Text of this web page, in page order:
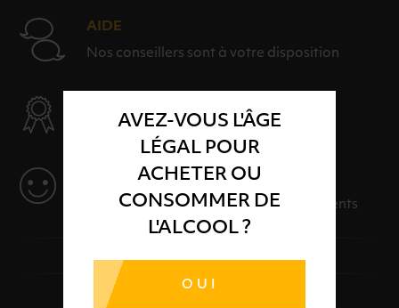
AVEZ-VOUS L'ÂGE
LÉGAL POUR
ACHETER OU
CONSOMMER DE
L'ALCOOL ?
OUI
AIDE
Nos conseillers sont à votre disposition
Des produits sélectionnés avec soins
SERVICE
Des solutions adaptées à vos événements